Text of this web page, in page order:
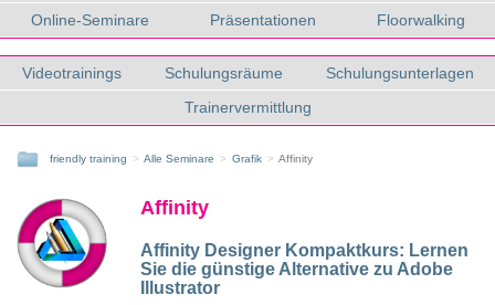
Online-Seminare
Präsentationen Floorwalking
Videotrainings Schulungsräume
Schulungsunterlagen
Trainervermittlung
friendly training Alle Seminare Grafik Affinity
Affinity
Affinity Designer Kompaktkurs: Lernen
Sie die günstige Alternative zu Adobe
Illustrator